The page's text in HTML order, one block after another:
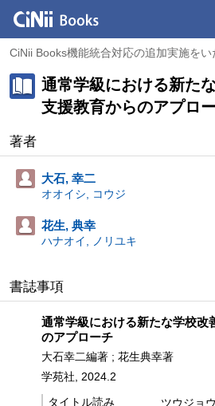
CiNii Books機能統合対応の追加実施をい
通常学級における新た
支援教育からのアプロ
著者
大石, 幸二
オオイシ, コウジ
花生, 典幸
ハナオイ, ノリユキ
書誌事項
通常学級における新たな学校改
のアプローチ
大石幸二編著 ; 花生典幸著
学苑社, 2024.2
タイトル読み
ツウジョ